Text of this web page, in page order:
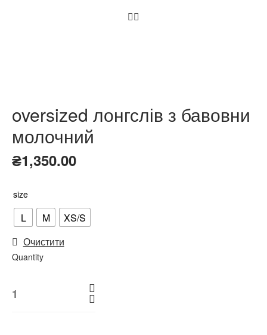
oversized лонгслів з бавовни
молочний
₴1,350.00
size
L M
XS/S
Очистити
Quantity